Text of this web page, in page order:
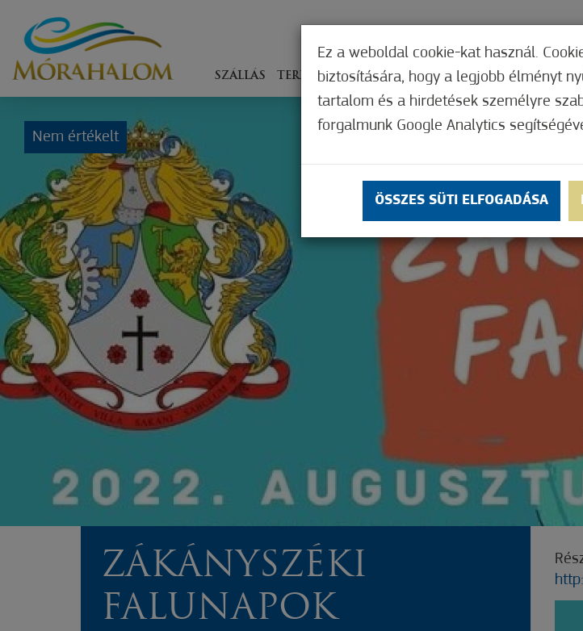
SZÁLLÁS TERÍTÉKEN ÉLMÉNYSZERZÉS ZÖLD FÓKUSZ
Nem értékelt
ZÁKÁNYSZÉKI
FALUNAPOK
Ez a weboldal cookie-kat használ.
biztosítására, hogy a legjobb élményt
tartalom és a hirdetések személyre
forgalmunk Google Analytics
ÖSSZES SÜTI ELFOGADÁSA